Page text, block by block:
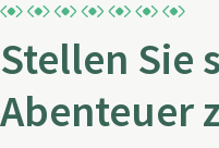
Stellen Sie
Abenteuer